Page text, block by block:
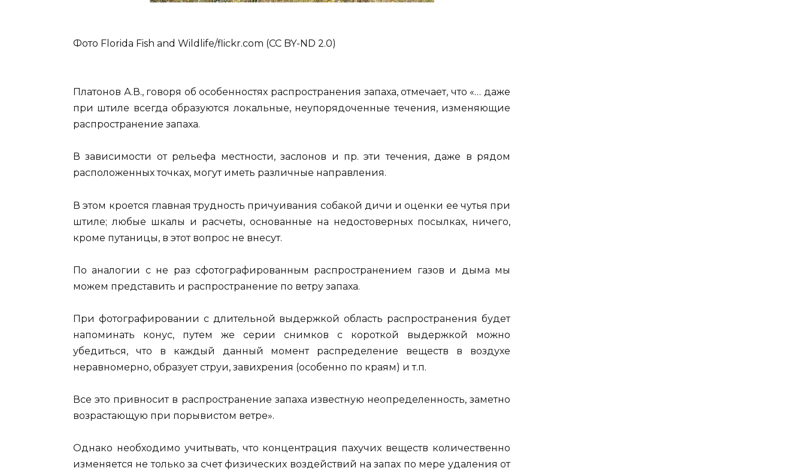
Фото Florida Fish and Wildlife/flickr.com (CC BY-ND 2.0)
Платонов А.В., говоря об особенностях распространения запаха, отмечает, что «… даже
при штиле всегда образуются локальные, неупорядоченные течения, изменяющие
распространение запаха.
В зависимости от рельефа местности, заслонов и пр. эти течения, даже в рядом
расположенных точках, могут иметь различные направления.
В этом кроется главная трудность причуивания собакой дичи и оценки ее чутья при
штиле; любые шкалы и расчеты, основанные на недостоверных посылках, ничего,
кроме путаницы, в этот вопрос не внесут.
По аналогии с не раз сфотографированным распространением газов и дыма мы
можем представить и распространение по ветру запаха.
При фотографировании с длительной выдержкой область распространения будет
напоминать конус, путем же серии снимков с короткой выдержкой можно
убедиться, что в каждый данный момент распределение веществ в воздухе
неравномерно, образует струи, завихрения (особенно по краям) и т.п.
Все это привносит в распространение запаха известную неопределенность, заметно
возрастающую при порывистом ветре».
Однако необходимо учитывать, что концентрация пахучих веществ количественно
изменяется не только за счет физических воздействий на запах по мере удаления от